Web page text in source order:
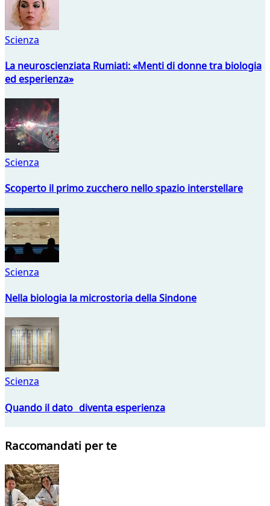
Scienza
La neuroscienziata Rumiati: «Menti di donne tra biologia
ed esperienza»
Scienza
Scoperto il primo zucchero nello spazio interstellare
Scienza
Nella biologia la microstoria della Sindone
Scienza
Quando il dato diventa esperienza
Raccomandati per te